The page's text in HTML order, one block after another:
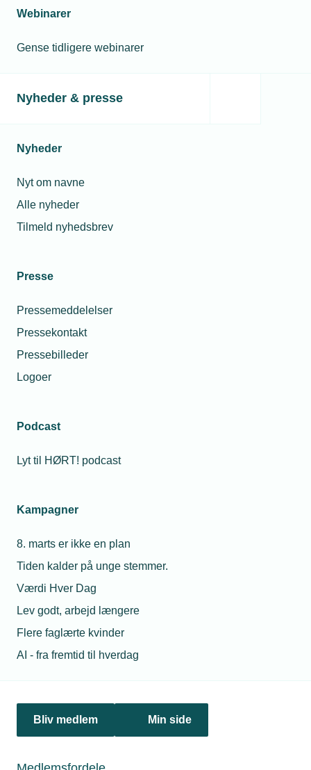
Webinarer
Gense tidligere webinarer
Nyheder & presse
Nyheder
Nyt om navne
Alle nyheder
Tilmeld nyhedsbrev
Presse
Pressemeddelelser
Pressekontakt
Pressebilleder
Logoer
Podcast
Lyt til HØRT! podcast
Kampagner
8. marts er ikke en plan
Tiden kalder på unge stemmer.
Værdi Hver Dag
Lev godt, arbejd længere
Flere faglærte kvinder
AI - fra fremtid til hverdag
Bliv medlem Min side
Politik & analyse
jura@tekniq.dk
tekniq@tekniq.dk